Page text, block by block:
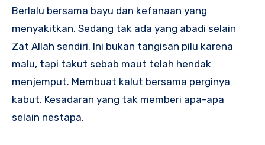
Berlalu bersama bayu dan kefanaan yang
menyakitkan. Sedang tak ada yang abadi selain
Zat Allah sendiri. Ini bukan tangisan pilu karena
malu, tapi takut sebab maut telah hendak
menjemput. Membuat kalut bersama perginya
kabut. Kesadaran yang tak memberi apa-apa
selain nestapa.